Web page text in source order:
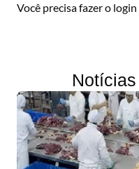
Você precisa fazer o login